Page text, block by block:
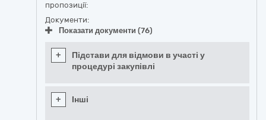
пропозиції:
Документи:
Показати документи (76)
+
Підстави для відмови в участі у
процедурі закупівлі
+ Інші